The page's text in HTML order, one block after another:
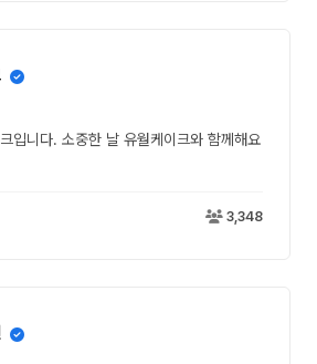
입니다. 소중한 날 유월케이크와 함께해요
3,348